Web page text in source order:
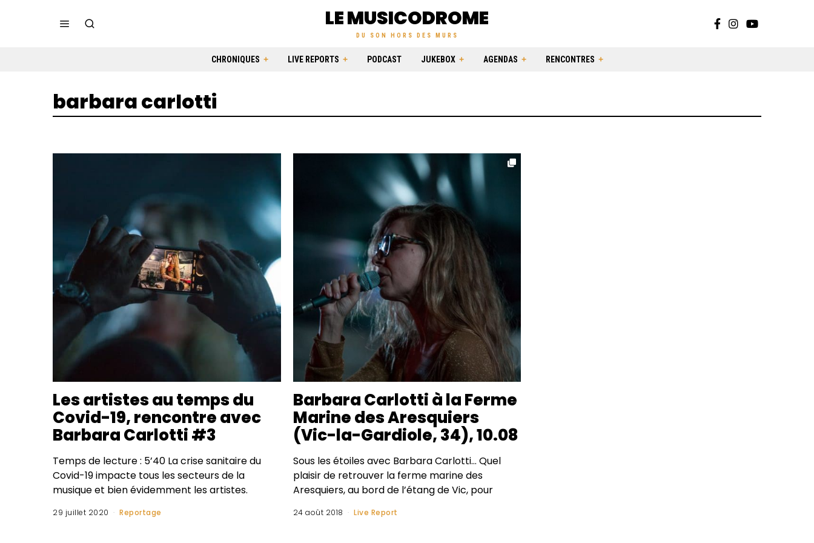
LE MUSICODROME
DU SON HORS DES MURS
CHRONIQUES LIVE REPORTS PODCAST JUKEBOX AGENDAS RENCONTRES
barbara carlotti
Les artistes au temps du
Covid-19, rencontre avec
Barbara Carlotti #3
Temps de lecture : 5’40 La crise sanitaire du
Covid-19 impacte tous les secteurs de la
musique et bien évidemment les artistes.
29 juillet 2020 Reportage
Barbara Carlotti à la Ferme
Marine des Aresquiers
(Vic-la-Gardiole, 34), 10.08
Sous les étoiles avec Barbara Carlotti… Quel
plaisir de retrouver la ferme marine des
Aresquiers, au bord de l’étang de Vic, pour
24 août 2018 Live Report